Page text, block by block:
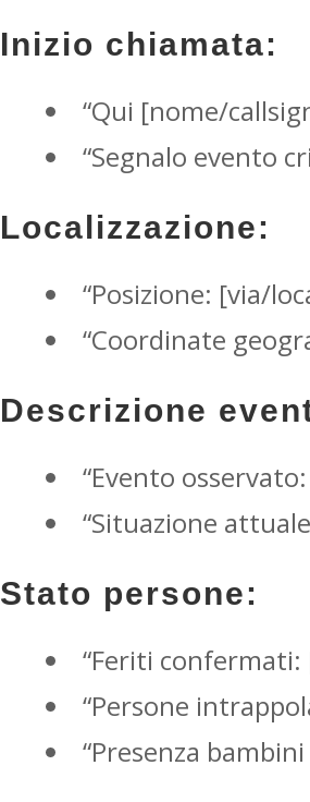
Inizio chiamata:
“Qui [nome/
“Segnalo evento
Localizzazione:
“Posizione: [via/
“Coordinate
Descrizione
“Evento
“Situazione
Stato persone:
“Feriti
“Persone
“Presenza